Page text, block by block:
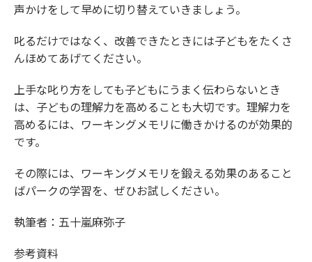
声かけをして早めに切り替えていきましょう。
叱るだけではなく、改善できたときには子どもをたくさ
んほめてあげてください。
上手な叱り方をしても子どもにうまく伝わらないとき
は、子どもの理解力を高めることも大切です。理解力を
高めるには、ワーキングメモリに働きかけるのが効果的
です。
その際には、ワーキングメモリを鍛える効果のあること
ばパークの学習を、ぜひお試しください。
執筆者：五十嵐麻弥子
参考資料